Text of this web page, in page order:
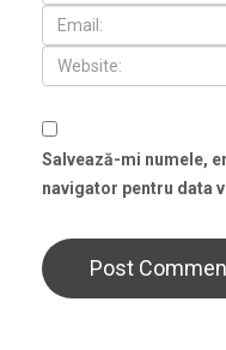
Salvează-mi numele,
navigator pentru data